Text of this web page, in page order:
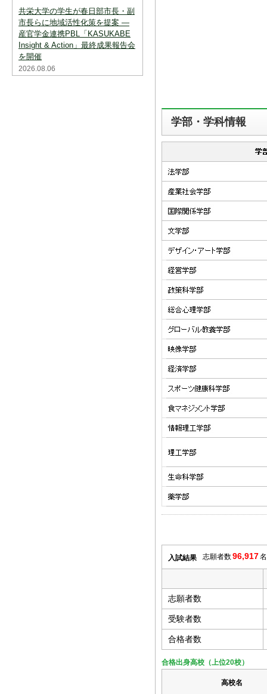
共栄大学の学生が春日部市長・副
市長らに地域活性化策を提案 ―
産官学金連携PBL「KASUKABE
Insight & Action」最終成果報告会
を開催
2026.08.06
学部・学科情報
入試結果 志願者数96,917
志願者数
受験者数
合格者数
合格出身高校（上位20校）
高校名